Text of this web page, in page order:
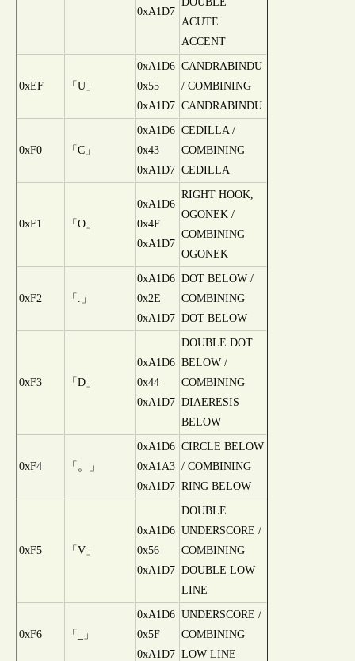
0xA1D7
ACUTE
ACCENT
0xEF 「U」
0xA1D6
0x55
0xA1D7
CANDRABINDU
/ COMBINING
CANDRABINDU
0xF0 「C」
0xA1D6
0x43
0xA1D7
CEDILLA /
COMBINING
CEDILLA
0xF1 「O」
0xA1D6
0x4F
0xA1D7
RIGHT HOOK,
OGONEK /
COMBINING
OGONEK
0xF2 「.」
0xA1D6
0x2E
0xA1D7
DOT BELOW /
COMBINING
DOT BELOW
0xF3 「D」
0xA1D6
0x44
0xA1D7
DOUBLE DOT
BELOW /
COMBINING
DIAERESIS
BELOW
0xF4 「。」
0xA1D6
0xA1A3
0xA1D7
CIRCLE BELOW
/ COMBINING
RING BELOW
0xF5 「V」
0xA1D6
0x56
0xA1D7
DOUBLE
UNDERSCORE /
COMBINING
DOUBLE LOW
LINE
0xF6 「_」
0xA1D6
0x5F
0xA1D7
UNDERSCORE /
COMBINING
LOW LINE